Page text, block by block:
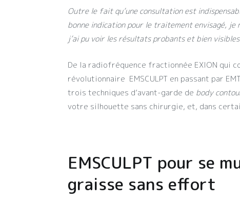
Outre le fait qu’une consultation est
bonne indication pour le traitement envisagé, je
j’ai pu voir les résultats probants et bien
De la radiofréquence fractionnée EXION qui
révolutionnaire EMSCULPT en passant par
trois techniques d’avant-garde de body
votre silhouette sans chirurgie, et, dans
EMSCULPT pour se
graisse sans effort